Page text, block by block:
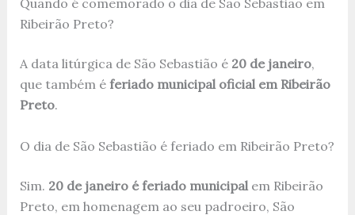
Quando é comemorado o dia de São Sebastião em
Ribeirão Preto?
A data litúrgica de São Sebastião é 20 de janeiro,
que também é feriado municipal oficial em Ribeirão
Preto.
O dia de São Sebastião é feriado em Ribeirão Preto?
Sim. 20 de janeiro é feriado municipalem Ribeirão
Preto, em homenagem ao seu padroeiro, São